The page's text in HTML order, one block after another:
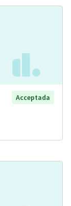
Acceptada